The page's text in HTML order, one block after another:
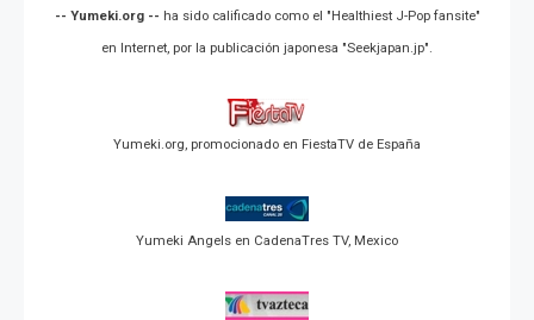
-- Yumeki.org -- ha sido calificado como el "Healthiest J-Pop fansite"
en Internet, por la publicación japonesa "Seekjapan.jp".
Yumeki.org, promocionado en FiestaTV de España
Yumeki Angels en CadenaTres TV, Mexico